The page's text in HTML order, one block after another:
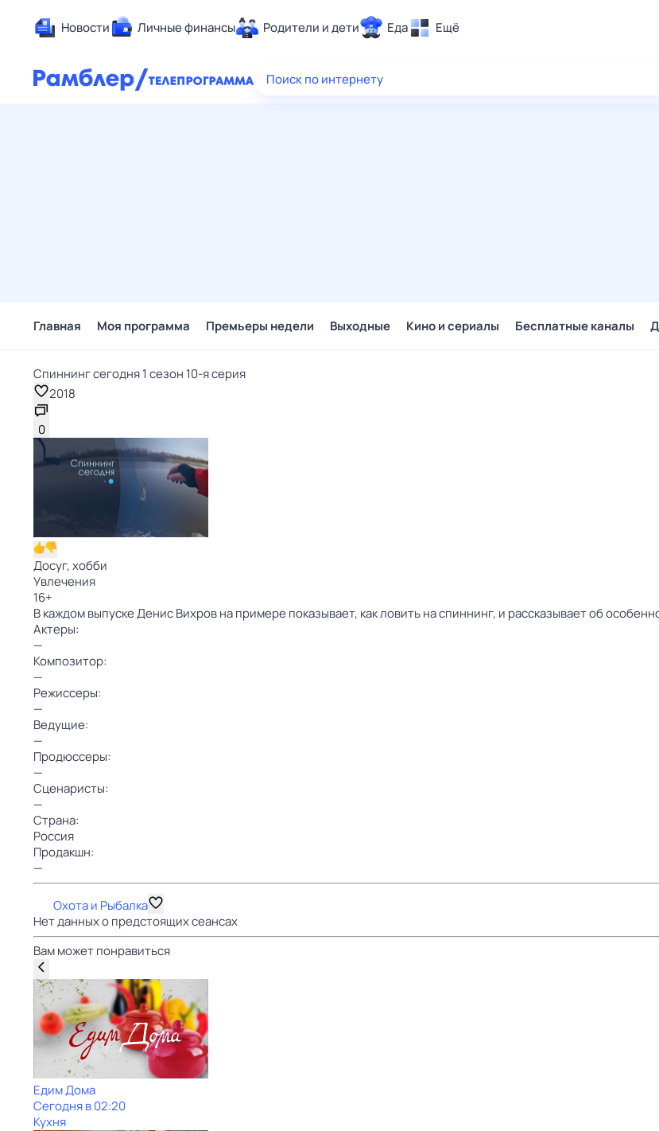
Новости Личные финансы Родители и дети Еда Ещё
Здоровье
Поиск по интернету
Главная Моя программа Премьеры недели Выходные Кино и сериалы Бесплатные каналы
Спиннинг сегодня 1 сезон 10-я серия
2018
0
Досуг, хобби
Увлечения
16+
В каждом выпуске Денис Вихров на примере показывает, как ловить на спиннинг, и рассказывает об
Актеры:
—
Композитор:
—
Режиссеры:
—
Ведущие:
—
Продюссеры:
—
Сценаристы:
—
Страна:
Россия
Продакшн:
—
Охота и Рыбалка
Нет данных о предстоящих сеансах
Вам может понравиться
Едим Дома
Сегодня в 02:20
Кухня